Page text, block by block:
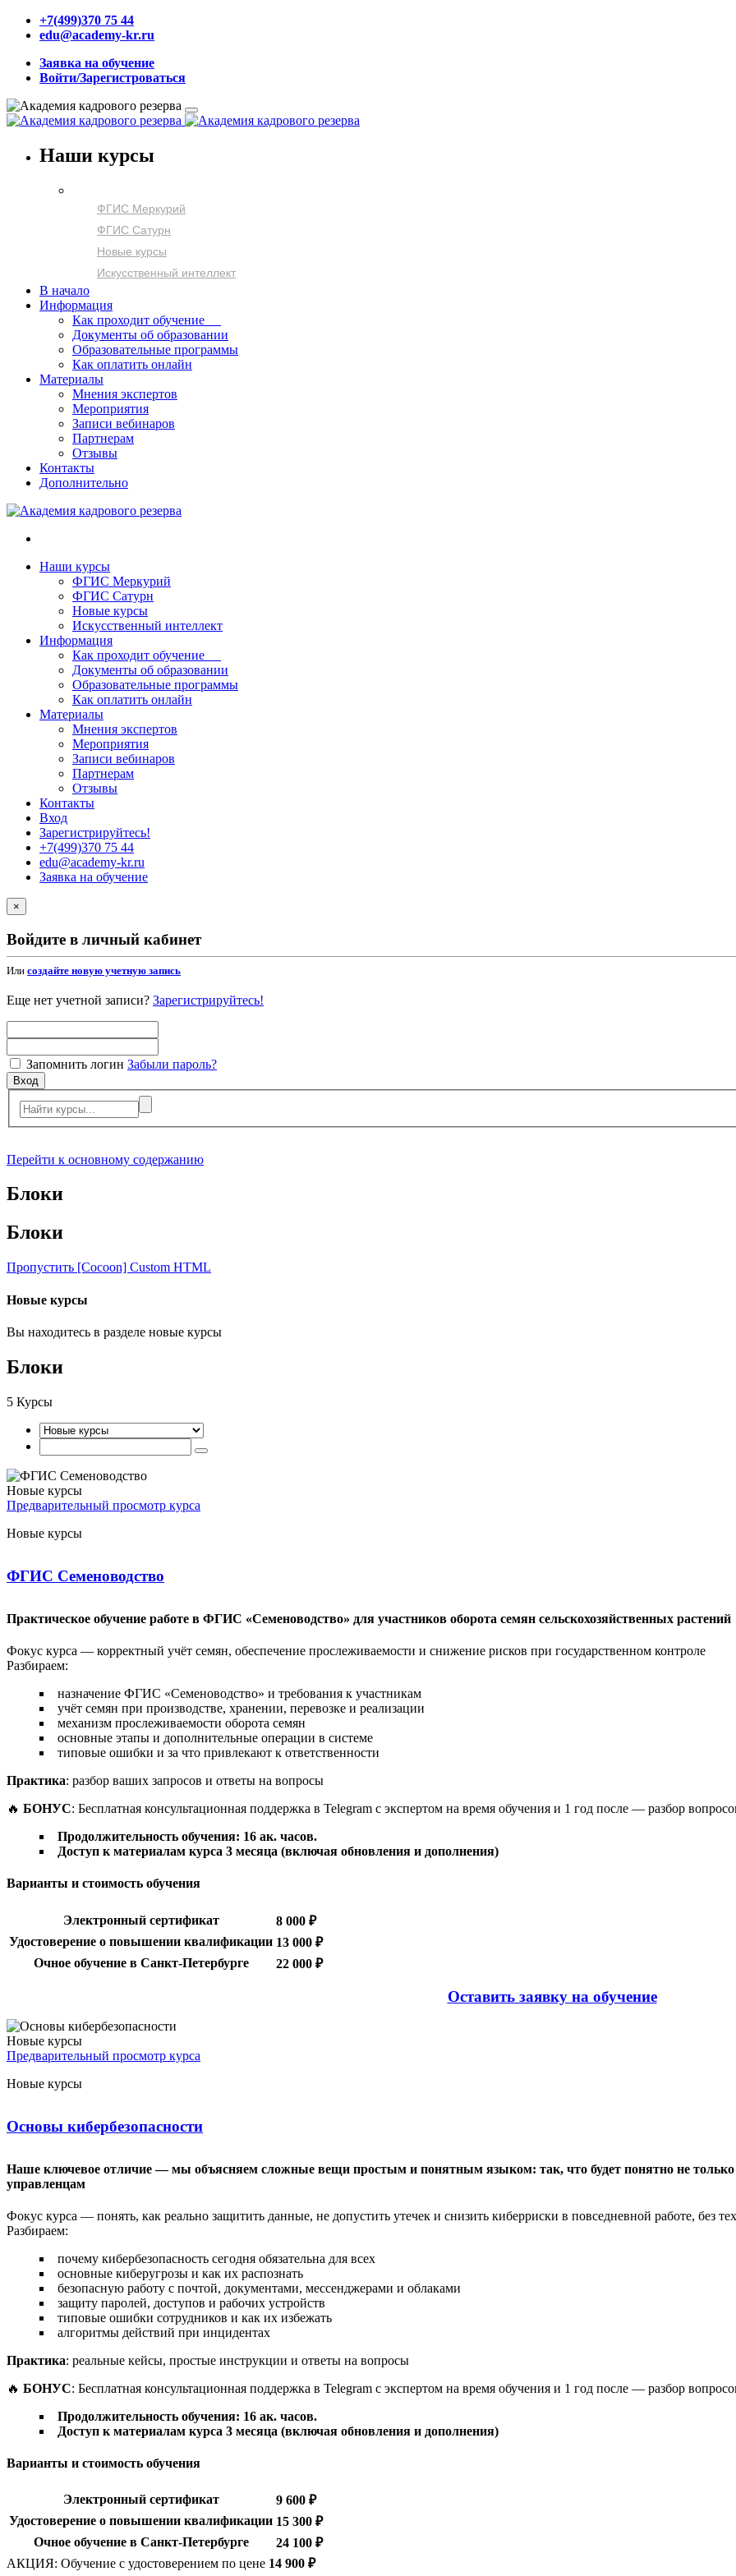
+7(499)370 75 44
edu@academy-kr.ru
Заявка на обучение
Войти/Зарегистроваться
Наши курсы
ФГИС Меркурий
ФГИС Сатурн
Новые курсы
Искусственный интеллект
В начало
Информация
Как проходит обучение
Документы об образовании
Образовательные программы
Как оплатить онлайн
Материалы
Мнения экспертов
Мероприятия
Записи вебинаров
Партнерам
Отзывы
Контакты
Дополнительно
Наши курсы
ФГИС Меркурий
ФГИС Сатурн
Новые курсы
Искусственный интеллект
Информация
Как проходит обучение
Документы об образовании
Образовательные программы
Как оплатить онлайн
Материалы
Мнения экспертов
Мероприятия
Записи вебинаров
Партнерам
Отзывы
Контакты
Вход
Зарегистрируйтесь!
+7(499)370 75 44
edu@academy-kr.ru
Заявка на обучение
×
Войдите в личный кабинет
Или создайте новую учетную запись
Еще нет учетной записи? Зарегистрируйтесь!
Запомнить логин Забыли пароль?
Вход
Перейти к основному содержанию
Блоки
Блоки
Пропустить [Cocoon] Custom HTML
Новые курсы
Вы находитесь в разделе новые курсы
Блоки
5 Курсы
Новые курсы
Предварительный просмотр курса
Новые курсы
ФГИС Семеноводство
Практическое обучение работе в ФГИС «Семеноводство» для участников оборота семян сельскохозяйственных растений
Фокус курса — корректный учёт семян, обеспечение прослеживаемости и снижение рисков при государственном контроле
Разбираем:
назначение ФГИС «Семеноводство» и требования к участникам
учёт семян при производстве, хранении, перевозке и реализации
механизм прослеживаемости оборота семян
основные этапы и дополнительные операции в системе
типовые ошибки и за что привлекают к ответственности
Практика: разбор ваших запросов и ответы на вопросы
🔥 БОНУС: Бесплатная консультационная поддержка в Telegram с экспертом на время обучения и 1 год после — разбор
Продолжительность обучения: 16 ак. часов.
Доступ к материалам курса 3 месяца (включая обновления и дополнения)
Варианты и стоимость обучения
Электронный сертификат
8 000 ₽
Удостоверение о повышении квалификации 13 000 ₽
Очное обучение в Санкт-Петербурге
22 000 ₽
Оставить заявку на обучение
Новые курсы
Предварительный просмотр курса
Новые курсы
Основы кибербезопасности
Наше ключевое отличие — мы объясняем сложные вещи простым и понятным языком: так, что будет понятно не только
управленцам
Фокус курса — понять, как реально защитить данные, не допустить утечек и снизить киберриски в повседневной работе, без
Разбираем:
почему кибербезопасность сегодня обязательна для всех
основные киберугрозы и как их распознать
безопасную работу с почтой, документами, мессенджерами и облаками
защиту паролей, доступов и рабочих устройств
типовые ошибки сотрудников и как их избежать
алгоритмы действий при инцидентах
Практика: реальные кейсы, простые инструкции и ответы на вопросы
🔥 БОНУС: Бесплатная консультационная поддержка в Telegram с экспертом на время обучения и 1 год после — разбор
Продолжительность обучения: 16 ак. часов.
Доступ к материалам курса 3 месяца (включая обновления и дополнения)
Варианты и стоимость обучения
Электронный сертификат
9 600 ₽
Удостоверение о повышении квалификации 15 300 ₽
Очное обучение в Санкт-Петербурге
24 100 ₽
АКЦИЯ: Обучение с удостоверением по цене 14 900 ₽